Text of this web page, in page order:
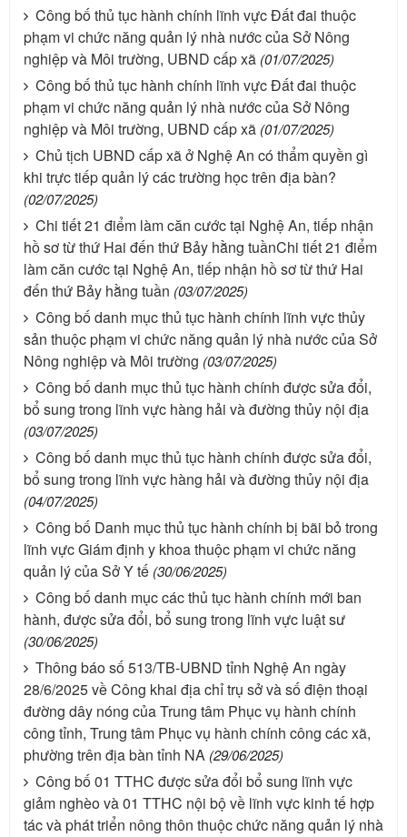
Công bố thủ tục hành chính lĩnh vực Đất đai thuộc
phạm vi chức năng quản lý nhà nước của Sở Nông
nghiệp và Môi trường, UBND cấp xã (01/07/2025)
Công bố thủ tục hành chính lĩnh vực Đất đai thuộc
phạm vi chức năng quản lý nhà nước của Sở Nông
nghiệp và Môi trường, UBND cấp xã (01/07/2025)
Chủ tịch UBND cấp xã ở Nghệ An có thẩm quyền gì
khi trực tiếp quản lý các trường học trên địa bàn?
(02/07/2025)
Chi tiết 21 điểm làm căn cước tại Nghệ An, tiếp nhận
hồ sơ từ thứ Hai đến thứ Bảy hằng tuầnChi tiết 21 điểm
làm căn cước tại Nghệ An, tiếp nhận hồ sơ từ thứ Hai
đến thứ Bảy hằng tuần (03/07/2025)
Công bố danh mục thủ tục hành chính lĩnh vực thủy
sản thuộc phạm vi chức năng quản lý nhà nước của Sở
Nông nghiệp và Môi trường (03/07/2025)
Công bố danh mục thủ tục hành chính được sửa đổi,
bổ sung trong lĩnh vực hàng hải và đường thủy nội địa
(03/07/2025)
Công bố danh mục thủ tục hành chính được sửa đổi,
bổ sung trong lĩnh vực hàng hải và đường thủy nội địa
(04/07/2025)
Công bố Danh mục thủ tục hành chính bị bãi bỏ trong
lĩnh vực Giám định y khoa thuộc phạm vi chức năng
quản lý của Sở Y tế (30/06/2025)
Công bố danh mục các thủ tục hành chính mới ban
hành, được sửa đổi, bổ sung trong lĩnh vực luật sư
(30/06/2025)
Thông báo số 513/TB-UBND tỉnh Nghệ An ngày
28/6/2025 về Công khai địa chỉ trụ sở và số điện thoại
đường dây nóng của Trung tâm Phục vụ hành chính
công tỉnh, Trung tâm Phục vụ hành chính công các xã,
phường trên địa bàn tỉnh NA (29/06/2025)
Công bố 01 TTHC được sửa đổi bổ sung lĩnh vực
giảm nghèo và 01 TTHC nội bộ về lĩnh vực kinh tế hợp
tác và phát triển nông thôn thuộc chức năng quản lý nhà